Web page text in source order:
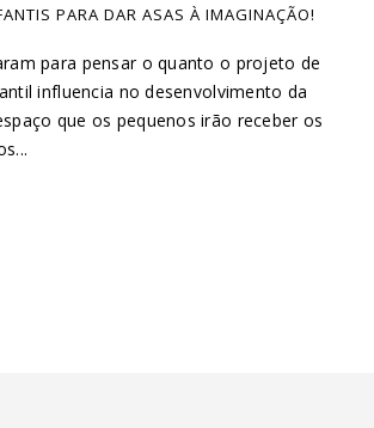
PARA DAR ASAS À IMAGINAÇÃO!
para pensar o quanto o projeto de
influencia no desenvolvimento da
que os pequenos irão receber os